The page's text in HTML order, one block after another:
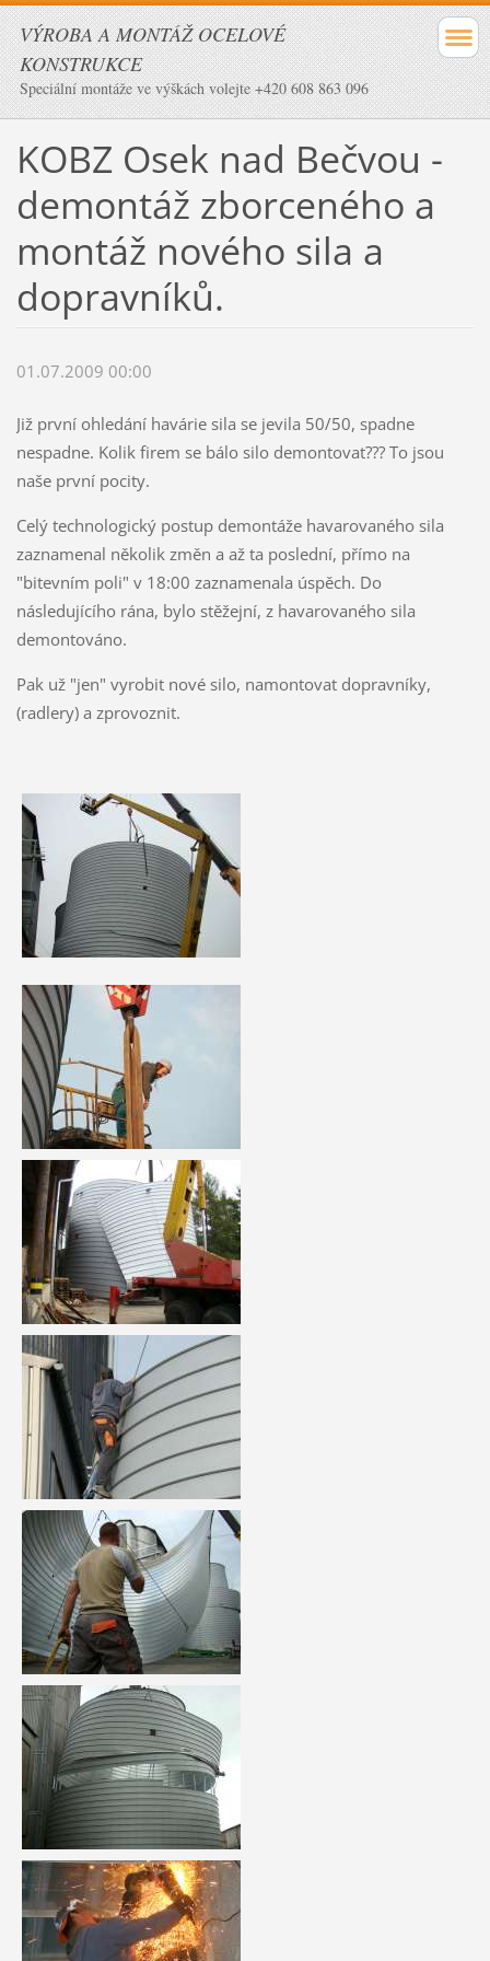
VÝROBA A MONTÁŽ OCELOVÉ
KONSTRUKCE
Speciální montáže ve výškách volejte +420 608 863 096
KOBZ Osek nad Bečvou -
demontáž zborceného a
montáž nového sila a
dopravníků.
01.07.2009 00:00
Již první ohledání havárie sila se jevila 50/50, spadne
nespadne. Kolik firem se bálo silo demontovat??? To jsou
naše první pocity.
Celý technologický postup demontáže havarovaného sila
zaznamenal několik změn a až ta poslední, přímo na
"bitevním poli" v 18:00 zaznamenala úspěch. Do
následujícího rána, bylo stěžejní, z havarovaného sila
demontováno.
Pak už "jen" vyrobit nové silo, namontovat dopravníky,
(radlery) a zprovoznit.